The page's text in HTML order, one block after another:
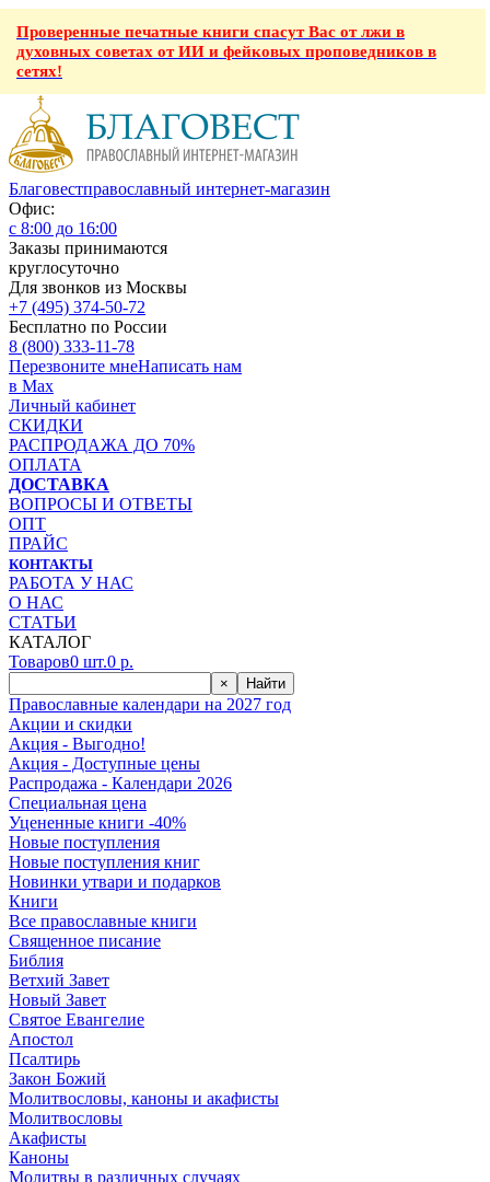
Проверенные печатные книги спасут Вас от лжи в
духовных советах от ИИ и фейковых проповедников в
сетях!
Благовестправославный интернет-магазин
Офис:
с 8:00 до 16:00
Заказы принимаются
круглосуточно
Для звонков из Москвы
+7 (495) 374-50-72
Бесплатно по России
8 (800) 333-11-78
Перезвоните мнеНаписать нам
в Max
Личный кабинет
СКИДКИ
РАСПРОДАЖА ДО 70%
ОПЛАТА
ДОСТАВКА
ВОПРОСЫ И ОТВЕТЫ
ОПТ
ПРАЙС
КОНТАКТЫ
РАБОТА У НАС
О НАС
СТАТЬИ
КАТАЛОГ
Товаров0 шт.0 р.
× Найти
Православные календари на 2027 год
Акции и скидки
Акция - Выгодно!
Акция - Доступные цены
Распродажа - Календари 2026
Специальная цена
Уцененные книги -40%
Новые поступления
Новые поступления книг
Новинки утвари и подарков
Книги
Все православные книги
Священное писание
Библия
Ветхий Завет
Новый Завет
Святое Евангелие
Апостол
Псалтирь
Закон Божий
Молитвословы, каноны и акафисты
Молитвословы
Акафисты
Каноны
Молитвы в различных случаях